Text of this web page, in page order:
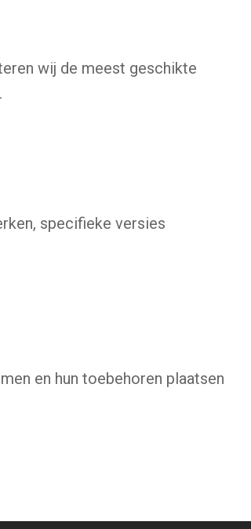
wij de meest geschikte
specifieke versies
en hun toebehoren plaatsen